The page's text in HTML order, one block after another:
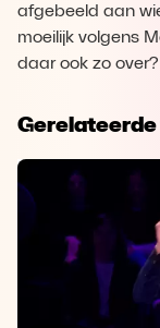
afgebeeld aan
moeilijk volgens
daar ook zo